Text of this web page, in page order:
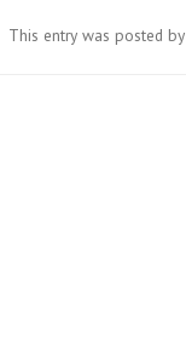
This entry was posted by